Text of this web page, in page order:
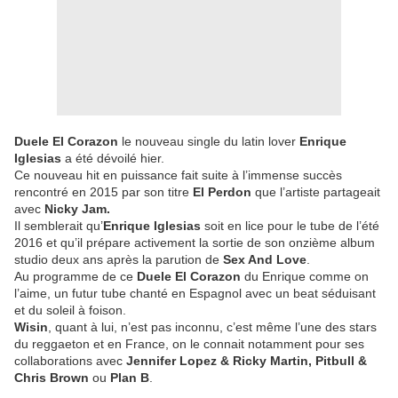
Duele El Corazon le nouveau single du latin lover Enrique
Iglesias a été dévoilé hier.
Ce nouveau hit en puissance fait suite à l’immense succès
rencontré en 2015 par son titre El Perdon que l’artiste partageait
avec Nicky Jam.
Il semblerait qu’Enrique Iglesias soit en lice pour le tube de l’été
2016 et qu’il prépare activement la sortie de son onzième album
studio deux ans après la parution de Sex And Love
Au programme de ce Duele El Corazon du Enrique comme on
l’aime, un futur tube chanté en Espagnol avec un beat séduisant
et du soleil à foison.
Wisin , quant à lui, n’est pas inconnu, c’est même l’une des stars
du reggaeton et en France, on le connait notamment pour ses
collaborations avec Jennifer Lopez & Ricky Martin, Pitbull &
Chris Brown ou Plan B